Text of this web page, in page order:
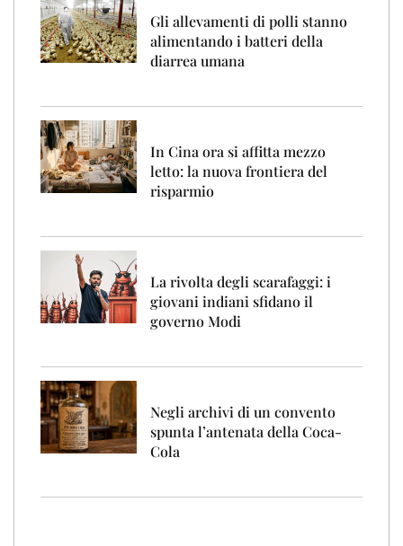
Gli allevamenti di polli stanno
alimentando i batteri della
diarrea umana
In Cina ora si affitta mezzo
letto: la nuova frontiera del
risparmio
La rivolta degli scarafaggi: i
giovani indiani sfidano il
governo Modi
Negli archivi di un convento
spunta l’antenata della Coca-
Cola